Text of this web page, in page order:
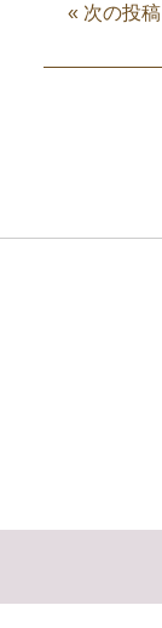
« 次の投稿